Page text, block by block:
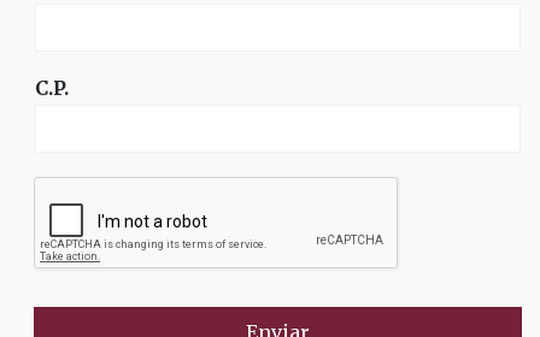
C.P.
Enviar